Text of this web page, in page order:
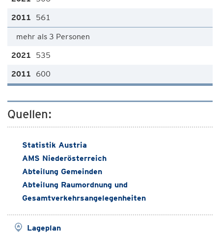
561
mehr als 3 Personen
535
600
Quellen:
Statistik Austria
AMS Niederösterreich
Abteilung Gemeinden
Abteilung Raumordnung und
Gesamtverkehrsangelegenheiten
Lageplan